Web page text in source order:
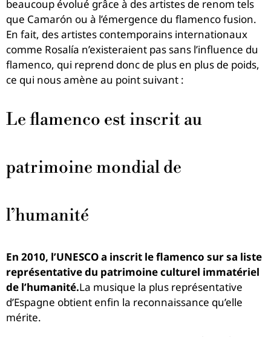
beaucoup évolué grâce à des artistes de renom tels
que Camarón ou à l’émergence du flamenco fusion.
En fait, des artistes contemporains internationaux
comme Rosalía n’existeraient pas sans l’influence du
flamenco, qui reprend donc de plus en plus de poids,
ce qui nous amène au point suivant :
Le flamenco est inscrit au
patrimoine mondial de
l’humanité
En 2010, l’UNESCO a inscrit le flamenco sur sa liste
représentative du patrimoine culturel immatériel
de l’humanité.La musique la plus représentative
d’Espagne obtient enfin la reconnaissance qu’elle
mérite.